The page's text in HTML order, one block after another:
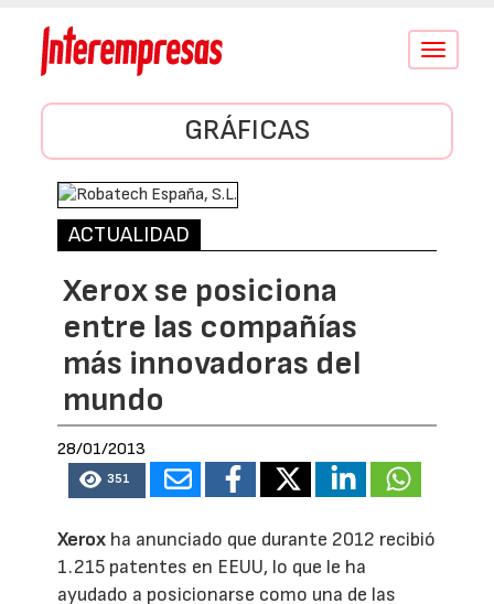
Conmutar
GRÁFICAS
ACTUALIDAD
Xerox se posiciona
entre las compañías
más innovadoras del
mundo
28/01/2013
351
Xerox ha anunciado que durante 2012 recibió
1.215 patentes en EEUU, lo que le ha
ayudado a posicionarse como una de las